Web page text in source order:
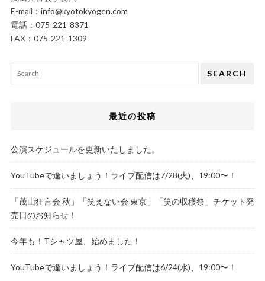
E-mail： info@kyotokyogen.com
電話： 075-221-8371
FAX：075-221-1309
SEARCH
最近の投稿
公演スケジュールを更新いたしました。
YouTubeで逢いましょう！ライブ配信は7/28(火)、19:00〜！
「茂山狂言会 秋」「笑えない会 東京」「笑の収穫祭」チケット発
売日のお知らせ！
今年も！Tシャツ屋、始めました！
YouTubeで逢いましょう！ライブ配信は6/24(水)、19:00〜！